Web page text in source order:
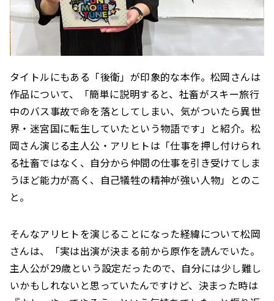
タイトルにもある「後衛」が印象的な本作。松岡さんは
作品について、「簡単に説明すると、社畜がスキー旅行
中のバス事故で命を落としてしまい、気がついたら異世
界・迷宮国に転生していたという物語です」と紹介。松
岡さん演じる主人公・アリヒトは「仕事を押し付けられ
る社畜ではなく、自分から仲間の仕事を引き受けてしま
うほど能力が高く、自己犠牲の精神が強い人物」とのこ
と。
そんなアリヒトを演じることになった経緯について松岡
さんは、「実は出演が決まる前から原作を読んでいた。
主人公が29歳という設定だったので、自分には少し難し
いかもしれないと思っていたんですけど、決まった時は